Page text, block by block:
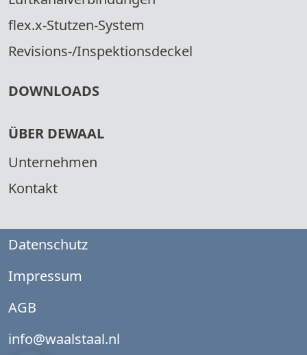
flex.x-Stutzen-System
Revisions-/Inspektionsdeckel
DOWNLOADS
ÜBER DEWAAL
Unternehmen
Kontakt
Datenschutz
Impressum
AGB
info@waalstaal.nl